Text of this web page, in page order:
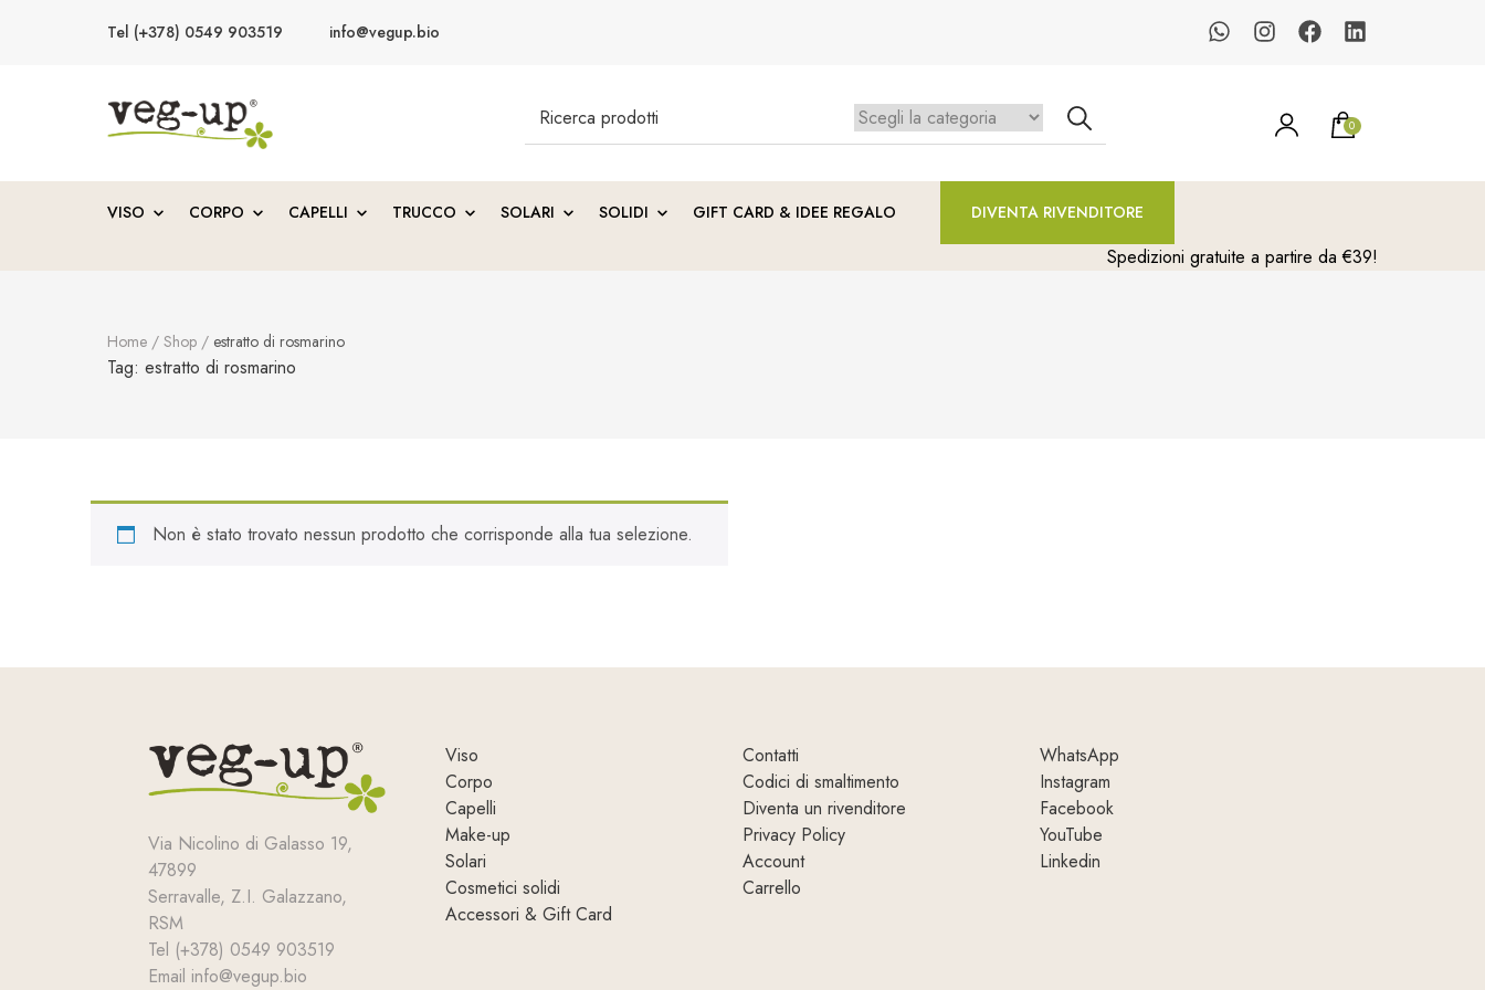
Tel (+378) 0549 903519 info@vegup.bio
VegUp.bio
Search
for:
0
VISO CORPO CAPELLI TRUCCO SOLARI SOLIDI GIFT CARD & IDEE REGALO DIVENTA RIVENDITORE
Spedizioni gratuite a partire da €39!
Home / Shop / estratto di rosmarino
Tag: estratto di rosmarino
Non è stato trovato nessun prodotto che corrisponde alla tua selezione.
Via Nicolino di Galasso 19,
47899
Serravalle, Z.I. Galazzano,
RSM
Tel (+378) 0549 903519
Email info@vegup.bio
Viso
Corpo
Capelli
Make-up
Solari
Cosmetici solidi
Accessori & Gift Card
Contatti
Codici di smaltimento
Diventa un rivenditore
Privacy Policy
Account
Carrello
WhatsApp
Instagram
Facebook
YouTube
Linkedin